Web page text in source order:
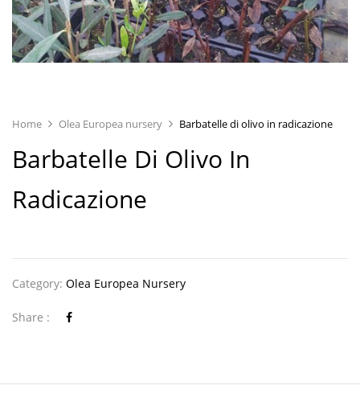
Home Olea Europea nursery Barbatelle di olivo in radicazione
Barbatelle Di Olivo In
Radicazione
Category: Olea Europea Nursery
Share :